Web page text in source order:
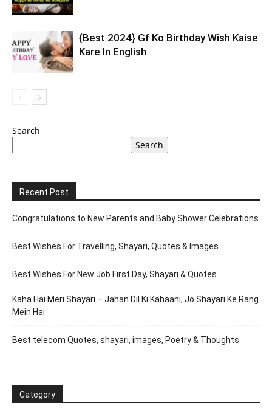
{Best 2024} Gf Ko Birthday Wish Kaise
Kare In English
Search
Search
Recent Post
Congratulations to New Parents and Baby Shower Celebrations
Best Wishes For Travelling, Shayari, Quotes & Images
Best Wishes For New Job First Day, Shayari & Quotes
Kaha Hai Meri Shayari – Jahan Dil Ki Kahaani, Jo Shayari Ke Rang
Mein Hai
Best telecom Quotes, shayari, images, Poetry & Thoughts
Category